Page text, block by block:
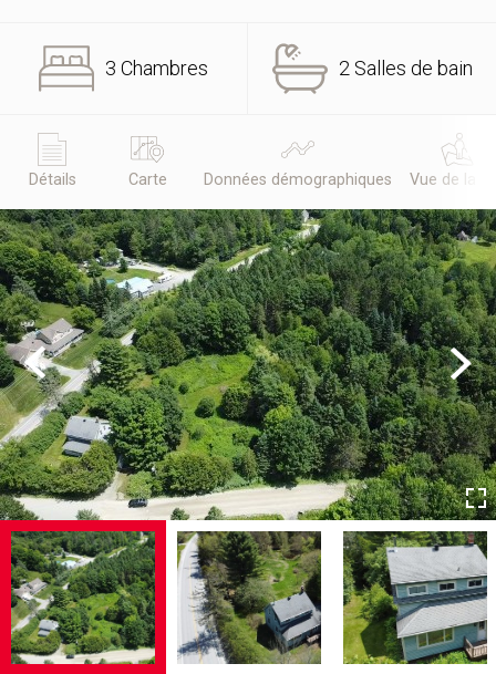
3 Chambres 2 Salles de bain
Détails Carte Données démographiques Vue de la
Previous Next